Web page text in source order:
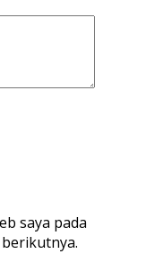
saya pada